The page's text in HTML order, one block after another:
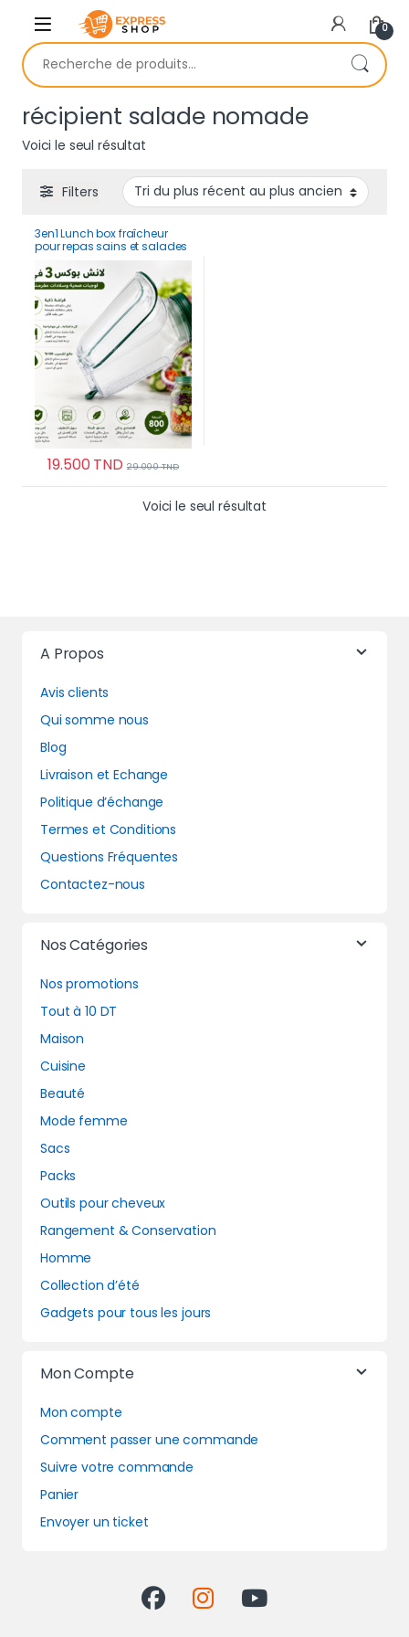
Skip to navigation
Skip to content
0
Recherche pour :
récipient salade nomade
Voici le seul résultat
Filters
3en1 Lunch box fraîcheur
pour repas sains et salades
19.500TND 29.000TND
Voici le seul résultat
A Propos
Avis clients
Qui somme nous
Blog
Livraison et Echange
Politique d’échange
Termes et Conditions
Questions Fréquentes
Contactez-nous
Nos Catégories
Nos promotions
Tout à 10 DT
Maison
Cuisine
Beauté
Mode femme
Sacs
Packs
Outils pour cheveux
Rangement & Conservation
Homme
Collection d’été
Gadgets pour tous les jours
Mon Compte
Mon compte
Comment passer une commande
Suivre votre commande
Panier
Envoyer un ticket